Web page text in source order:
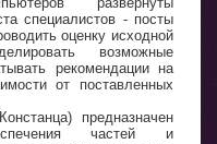
специалистов - посты
оценку исходной
возможные
рекомендации на
от поставленных
предназначен
частей и